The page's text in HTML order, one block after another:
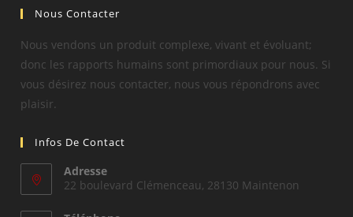
Nous Contacter
Nous vendons un produit complexe, vivant et évoluant;
donc les rapports humains sont primordiaux pour nous. Si
vous désirez nous contacter, nous vous répondrons avec
plaisir.
Infos De Contact
Adresse
22 boulevard Clémenceau, 28130 Maintenon